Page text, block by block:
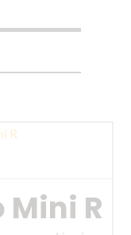
Mini R